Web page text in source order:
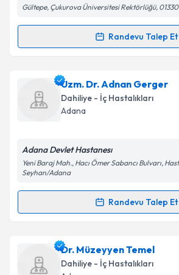
Kişisel verilerimin işlenmesine
Metni'ni okudum ve kişisel
Takvim Talebini
Gültepe, Çukurova Üniversitesi Rektörlüğü,
Randevu Talep Et
Randevu Takvimi Talebi
Dr. Dursun Elmasiçin randevu
oluşturun. Size bu uzmandan
takvim hazırlandığında e-posta ile
Kişisel verilerimin işlenmesine
'ni okudum ve kişisel
kapsamda işlenmesini kabul
Takvim Talebini
Uzm. Dr. Adnan Gerger
Dahiliye - İç Hastalıkları
Adana
Adana Devlet Hastanesı
Yeni Baraj Mah., Hacı Ömer Sabancı Bulvarı,
Seyhan/Adana
Randevu Talep Et
Randevu Takvimi Talebi
Uzm. Dr. Adnan Gergeriçin
oluşturun. Size bu uzmandan
takvim hazırlandığında e-posta ile
Dr. Müzeyyen Temel
Dahiliye - İç Hastalıkları